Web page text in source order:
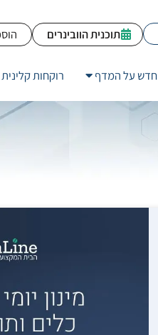
תוכנית הוובינרים
חדש על המדף רוקחות קלינית